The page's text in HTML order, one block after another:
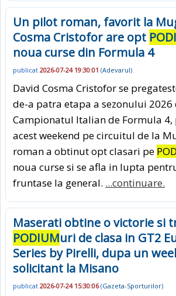
Un pilot roman, favorit la
Cosma Cristofor are opt
noua curse din Formula 4
publicat 2026-07-24 19:30:01 (Adevarul)
David Cosma Cristofor se
de-a patra etapa a sezonului 2026
Campionatul Italian de Formula
acest weekend pe circuitul de la
roman a obtinut opt clasari pe
noua curse si se afla in lupta
fruntase la general. ...continuare.
Maserati obtine o victorie si
PODIUMuri de clasa in GT2
Series by Pirelli, dupa un
solicitant la Misano
publicat 2026-07-24 15:30:06(Gazeta-Sporturilor)